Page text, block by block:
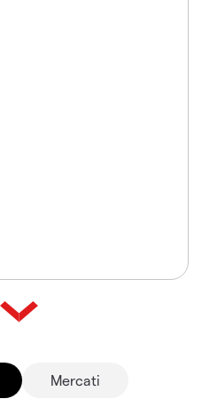
Mercati